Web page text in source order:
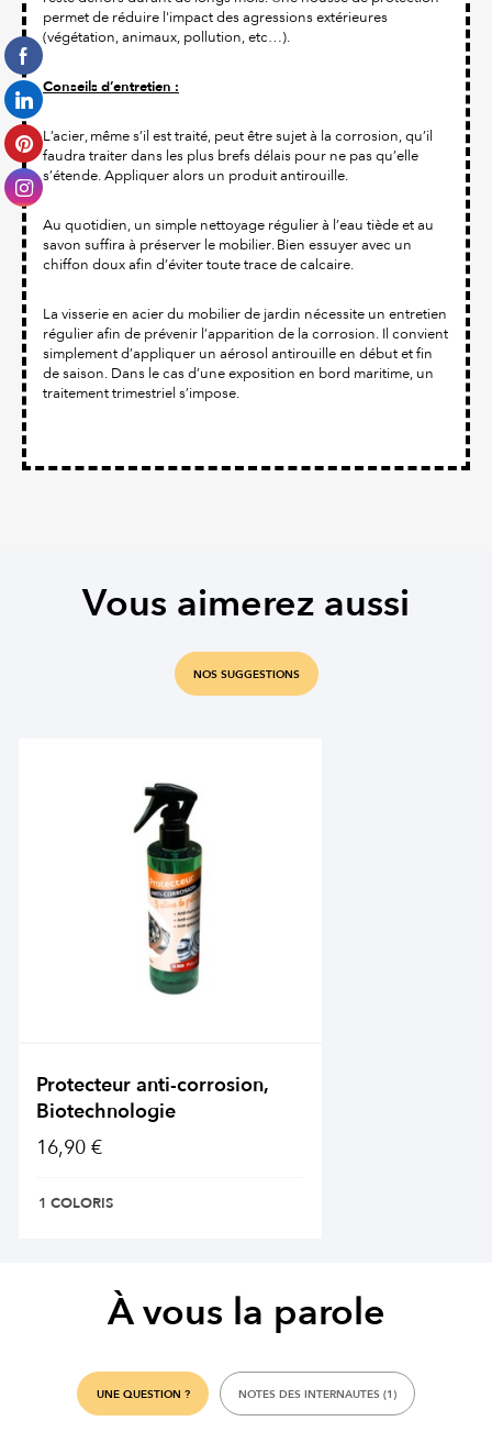
permet de réduire l'impact des agressions extérieures
(végétation, animaux, pollution, etc…).
Conseils d’entretien :
L’acier, même s’il est traité, peut être sujet à la corrosion, qu’il
faudra traiter dans les plus brefs délais pour ne pas qu’elle
s’étende. Appliquer alors un produit antirouille.
Au quotidien, un simple nettoyage régulier à l’eau tiède et au
savon suffira à préserver le mobilier. Bien essuyer avec un
chiffon doux afin d’éviter toute trace de calcaire.
La visserie en acier du mobilier de jardin nécessite un entretien
régulier afin de prévenir l’apparition de la corrosion. Il convient
simplement d’appliquer un aérosol antirouille en début et fin
de saison. Dans le cas d’une exposition en bord maritime, un
traitement trimestriel s’impose.
Vous aimerez aussi
NOS SUGGESTIONS
Protecteur anti-corrosion,
Biotechnologie
16,90 €
1 COLORIS
À vous la parole
UNE QUESTION ? NOTES DES INTERNAUTES (1)